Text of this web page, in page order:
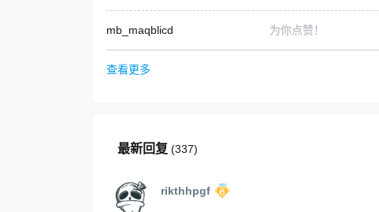
mb_maqblicd 为你点赞！
查看更多
最新回复 (337)
rikthhpgf